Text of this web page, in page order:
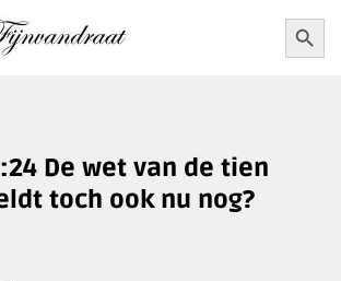
Zoek
naar:
De wet van de tien
toch ook nu nog?